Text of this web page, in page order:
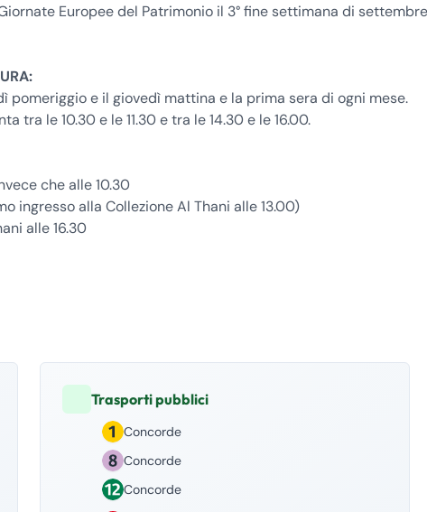
Europee del Patrimonio il 3° fine settimana di
e il giovedì mattina e la prima sera di ogni mese.
tra le 10.30 e le 11.30 e tra le 14.30 e le 16.00.
che alle 10.30
ingresso alla Collezione Al Thani alle 13.00)
alle 16.30
Trasporti pubblici
Concorde
Concorde
Concorde